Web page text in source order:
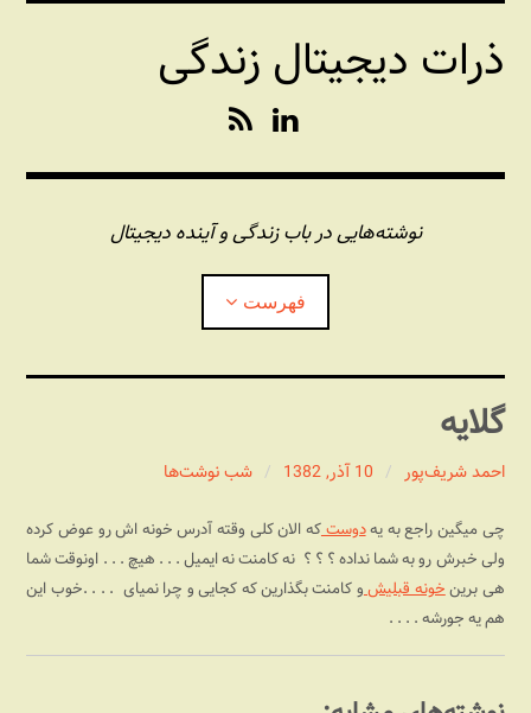
رفتن
محتواذرات دیجیتال زندگی
n
k
e
d
I
n
S
نوشته‌هایی در باب زندگی و آینده دیجیتال
فهرست
درباره این وبلاگ
مجله شبکه
پندهای یونیکسی استاد «فو» بازکردن
گلایه
احمد شریف‌پور 10 آذر, 1382 شب نوشت‌ها
چی میگین راجع به یهدوستکه الان کلی وقته آدرس خونه اش رو عوض کرده
ولی خبرش رو به شما نداده ؟ ؟ ؟ نه کامنت نه ایمیل . . . هیچ . . . اونوقت شما
هی برینخونه قبلیشو کامنت بگذارین که کجایی و چرا نمیای . . . .خوب این
هم یه جورشه . . . .